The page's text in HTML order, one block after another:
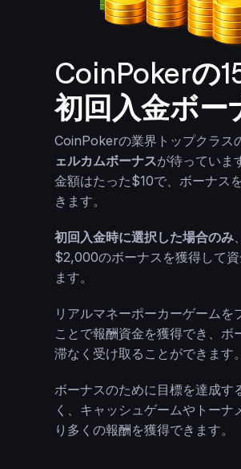
CoinPokerの
初回入金ボー
CoinPokerの業界トップクラス
ェルカムボーナスが待っていま
金額はたった$10で、ボーナス
きます。
初回入金時に選択した場合のみ
$2,000のボーナスを獲得して
ます。
リアルマネーポーカーゲームを
ことで報酬資金を獲得でき、ボ
滞なく受け取ることができます。
ボーナスのために目標を達成す
く、キャッシュゲームやトーナ
り多くの報酬を獲得できます。